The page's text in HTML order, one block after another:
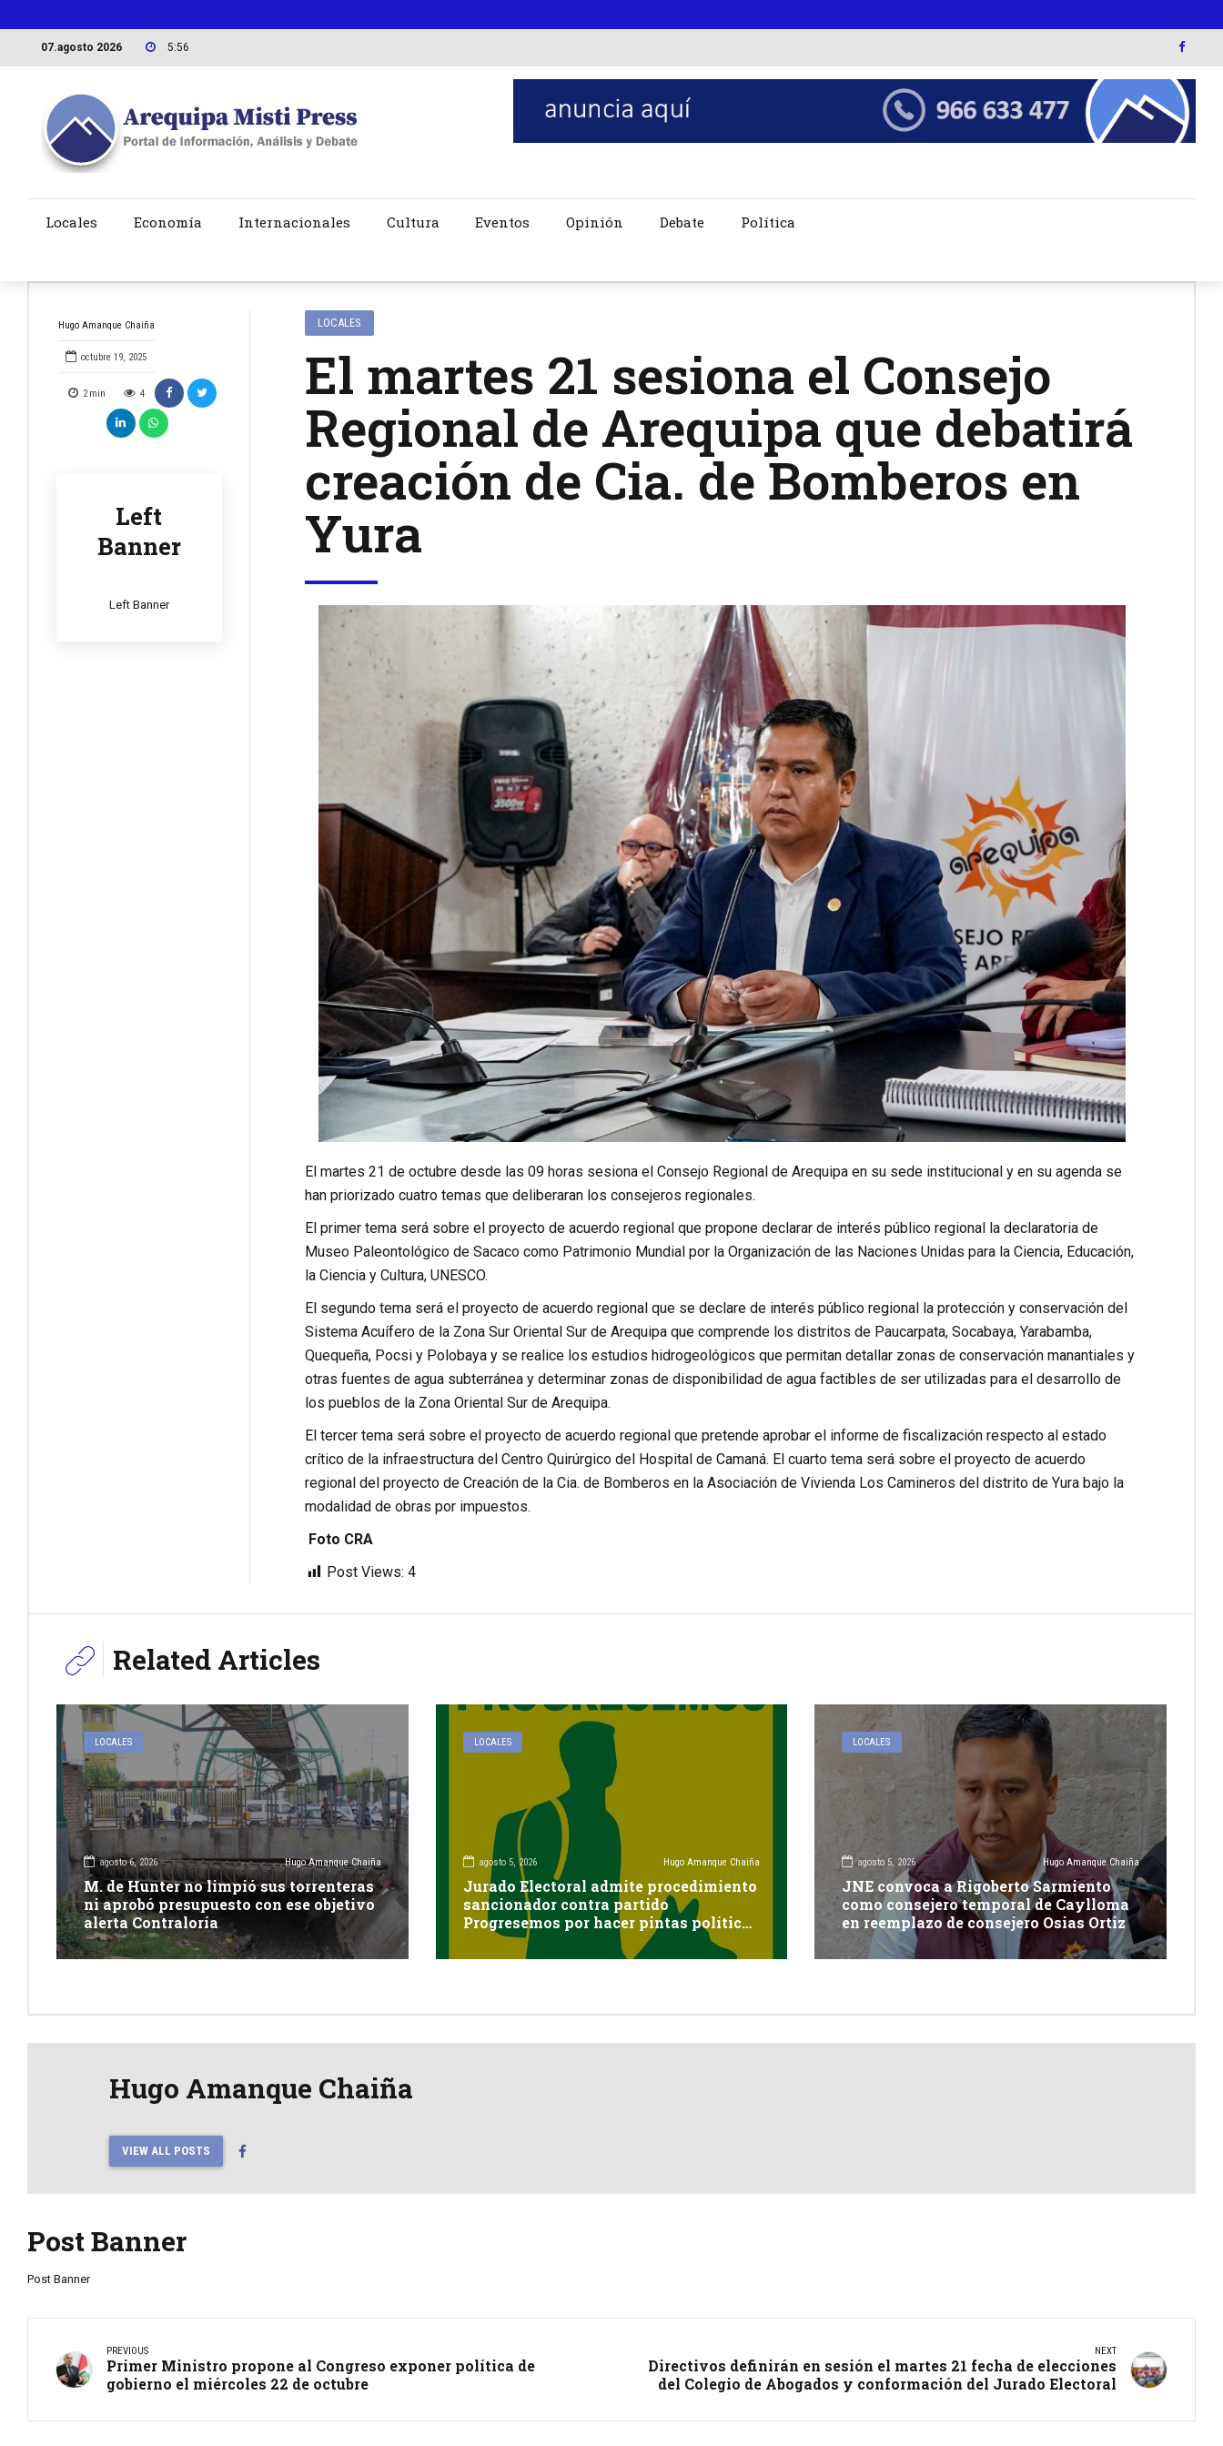
07.agosto 2026 5:56
Locales Economía Internacionales Cultura Eventos Opinión Debate Política
Hugo Amanque Chaiña
octubre 19, 2025
2 min 4
Left
Banner
Left Banner
LOCALES
El martes 21 sesiona el Consejo
Regional de Arequipa que debatirá
creación de Cia. de Bomberos en
Yura
El martes 21 de octubre desde las 09 horas sesiona el Consejo Regional de Arequipa en su sede institucional y en su agenda se
han priorizado cuatro temas que deliberaran los consejeros regionales.
El primer tema será sobre el proyecto de acuerdo regional que propone declarar de interés público regional la declaratoria de
Museo Paleontológico de Sacaco como Patrimonio Mundial por la Organización de las Naciones Unidas para la Ciencia, Educación,
la Ciencia y Cultura, UNESCO.
El segundo tema será el proyecto de acuerdo regional que se declare de interés público regional la protección y conservación del
Sistema Acuífero de la Zona Sur Oriental Sur de Arequipa que comprende los distritos de Paucarpata, Socabaya, Yarabamba,
Quequeña, Pocsi y Polobaya y se realice los estudios hidrogeológicos que permitan detallar zonas de conservación manantiales y
otras fuentes de agua subterránea y determinar zonas de disponibilidad de agua factibles de ser utilizadas para el desarrollo de
los pueblos de la Zona Oriental Sur de Arequipa.
El tercer tema será sobre el proyecto de acuerdo regional que pretende aprobar el informe de fiscalización respecto al estado
crítico de la infraestructura del Centro Quirúrgico del Hospital de Camaná. El cuarto tema será sobre el proyecto de acuerdo
regional del proyecto de Creación de la Cia. de Bomberos en la Asociación de Vivienda Los Camineros del distrito de Yura bajo la
modalidad de obras por impuestos.
Foto CRA
Post Views: 4
Related Articles
LOCALES
agosto 6, 2026 Hugo Amanque Chaiña
M. de Hunter no limpió sus torrenteras
ni aprobó presupuesto con ese objetivo
alerta Contraloría
LOCALES
agosto 5, 2026 Hugo Amanque Chaiña
Jurado Electoral admite procedimiento
sancionador contra partido
Progresemos por hacer pintas políticas
sin autorización en Cayma
LOCALES
agosto 5, 2026 Hugo Amanque Chaiña
JNE convoca a Rigoberto Sarmiento
como consejero temporal de Caylloma
en reemplazo de consejero Osias Ortiz
Hugo Amanque Chaiña
VIEW ALL POSTS
Post Banner
Post Banner
PREVIOUS
Primer Ministro propone al Congreso exponer política de
gobierno el miércoles 22 de octubre
NEXT
Directivos definirán en sesión el martes 21 fecha de elecciones
del Colegio de Abogados y conformación del Jurado Electoral